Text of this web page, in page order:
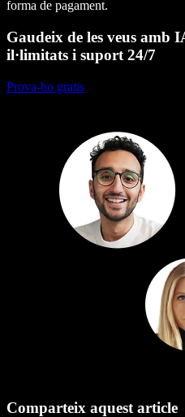
forma de pagament.
Gaudeix de les veus amb
il·limitats i suport 24/7
Prova-ho gratis
Comparteix aquest article